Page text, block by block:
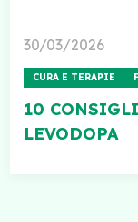
30/03/2026
CURA E TERAPIE
10
LEVODOPA